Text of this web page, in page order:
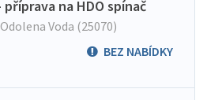
na HDO spínač
Odolena Voda (25070)
BEZ NABÍDKY